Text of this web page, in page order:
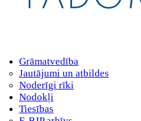
Grāmatvedība
Jautājumi un atbildes
Noderīgi rīki
Nodokļi
Tiesības